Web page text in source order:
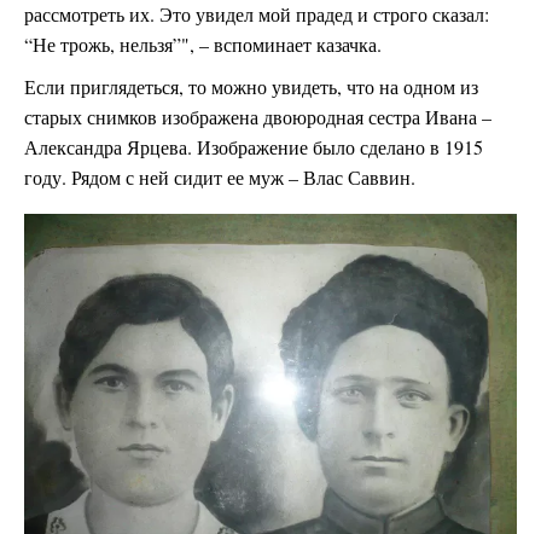
рассмотреть их. Это увидел мой прадед и строго сказал:
“Не трожь, нельзя”", – вспоминает казачка.
Если приглядеться, то можно увидеть, что на одном из
старых снимков изображена двоюродная сестра Ивана –
Александра Ярцева. Изображение было сделано в 1915
году. Рядом с ней сидит ее муж – Влас Саввин.